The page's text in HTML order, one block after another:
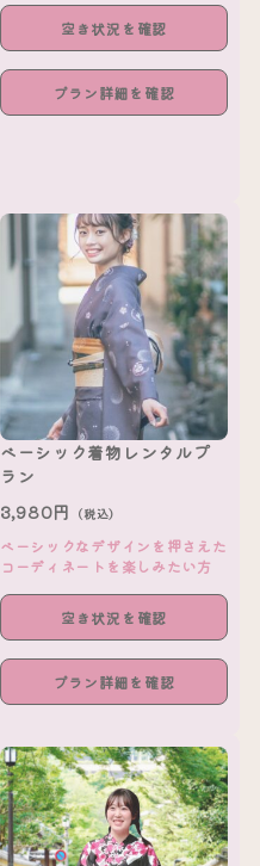
空き状況を確認
プラン詳細を確認
ベーシック着物レンタルプ
ラン
3,980円 （税込）
ベーシックなデザインを押さえた
コーディネートを楽しみたい方
空き状況を確認
プラン詳細を確認